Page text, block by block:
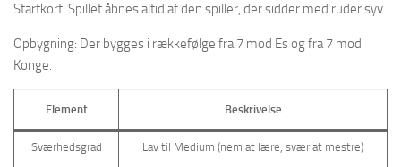
Startkort: Spillet åbnes altid af den spiller, der sidder med ruder syv.
Opbygning: Der bygges i rækkefølge fra 7 mod Es og fra 7 mod
Konge.
Element Beskrivelse
Sværhedsgrad Lav til Medium (nem at lære, svær at mestre)